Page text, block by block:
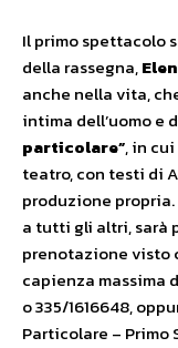
Il primo spettacolo
della rassegna,
anche nella vita,
intima dell’uomo e
particolare”, in
teatro, con testi di
produzione
a tutti gli altri, sarà
prenotazione visto
capienza massima
o 335/1616648,
Particolare – Primo